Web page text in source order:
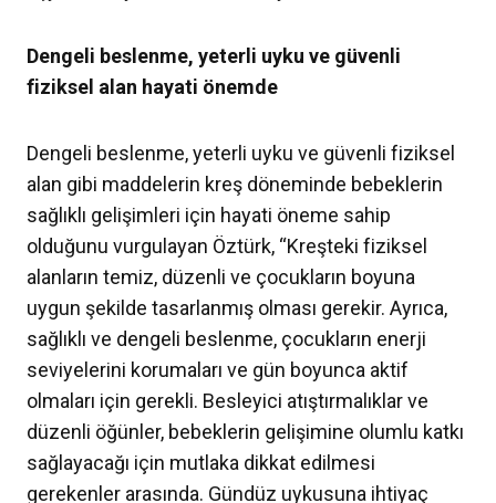
Dengeli beslenme, yeterli uyku ve güvenli
fiziksel alan hayati önemde
Dengeli beslenme, yeterli uyku ve güvenli fiziksel
alan gibi maddelerin kreş döneminde bebeklerin
sağlıklı gelişimleri için hayati öneme sahip
olduğunu vurgulayan Öztürk, “Kreşteki fiziksel
alanların temiz, düzenli ve çocukların boyuna
uygun şekilde tasarlanmış olması gerekir. Ayrıca,
sağlıklı ve dengeli beslenme, çocukların enerji
seviyelerini korumaları ve gün boyunca aktif
olmaları için gerekli. Besleyici atıştırmalıklar ve
düzenli öğünler, bebeklerin gelişimine olumlu katkı
sağlayacağı için mutlaka dikkat edilmesi
gerekenler arasında. Gündüz uykusuna ihtiyaç